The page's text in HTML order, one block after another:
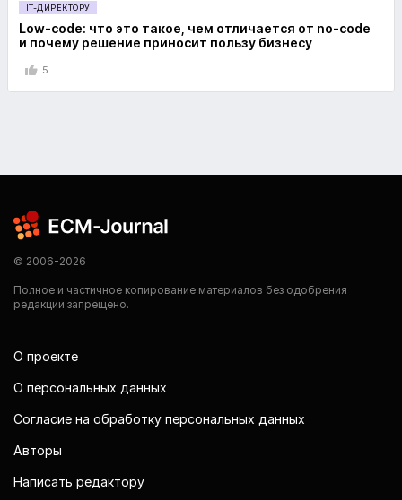
IT-ДИРЕКТОРУ
Low-code: что это такое, чем отличается от no-code
и почему решение приносит пользу бизнесу
5
© 2006-2026
Полное и частичное копирование материалов без одобрения
редакции запрещено.
О проекте
О персональных данных
Согласие на обработку персональных данных
Авторы
Написать редактору